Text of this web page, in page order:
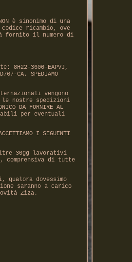
è sinonimo di una
ricambio, ove
fornito il numero di
8H22-3600-EAPVJ,
CA. SPEDIAMO
vengono
le nostre spedizioni
DA FORNIRE AL
per eventuali
I SEGUENTI
30gg lavorativi
comprensiva di tutte
dovessimo
saranno a carico
Ziza.